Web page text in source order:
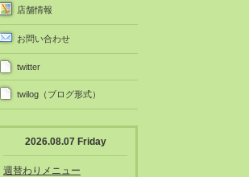
店舗情報
お問い合わせ
twitter
twilog（ブログ形式）
2026.08.07 Friday
週替わりメニュー